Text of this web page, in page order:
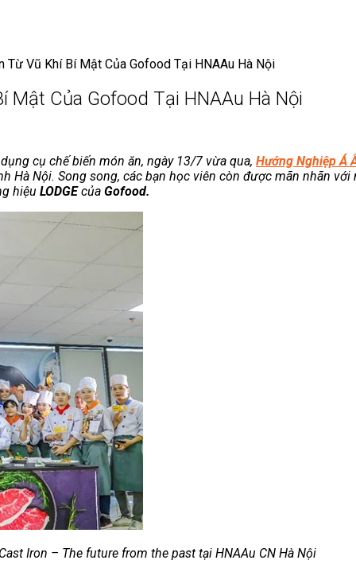
Từ Vũ Khí Bí Mật Của Gofood Tại HNAAu Hà Nội
Mật Của Gofood Tại HNAAu Hà Nội
cụ chế biến món ăn, ngày 13/7 vừa qua, Hướng Nghiệp Á
Hà Nội. Song song, các bạn học viên còn được mãn nhãn
hiệu LODGEcủa Gofood.
Iron – The future from the past tại HNAAu CN Hà Nội